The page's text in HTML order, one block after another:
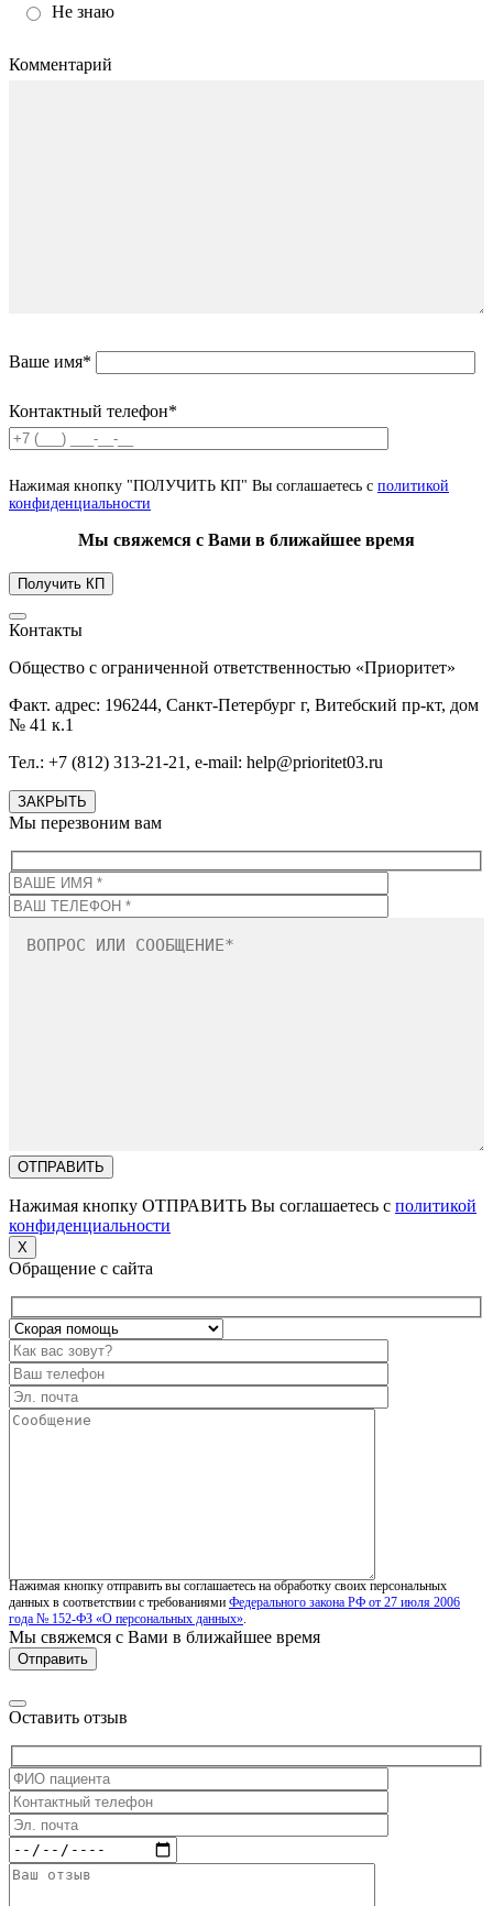
Не знаю
Комментарий
Ваше имя*
Контактный телефон*
Нажимая кнопку "ПОЛУЧИТЬ КП" Вы соглашаетесь с политикой
конфиденциальности
Мы свяжемся с Вами в ближайшее время
Контакты
Общество с ограниченной ответственностью «Приоритет»
Факт. адрес: 196244, Санкт-Петербург г, Витебский пр-кт, дом
№ 41 к.1
Тел.: +7 (812) 313-21-21, e-mail: help@prioritet03.ru
ЗАКРЫТЬ
Мы перезвоним вам
Нажимая кнопку ОТПРАВИТЬ Вы соглашаетесь с политикой
конфиденциальности
X
Обращение с сайта
Нажимая кнопку отправить вы соглашаетесь на обработку своих персональных
данных в соответствии с требованиями Федерального закона РФ от 27 июля 2006
года № 152-ФЗ «О персональных данных».
Мы свяжемся с Вами в ближайшее время
Оставить отзыв